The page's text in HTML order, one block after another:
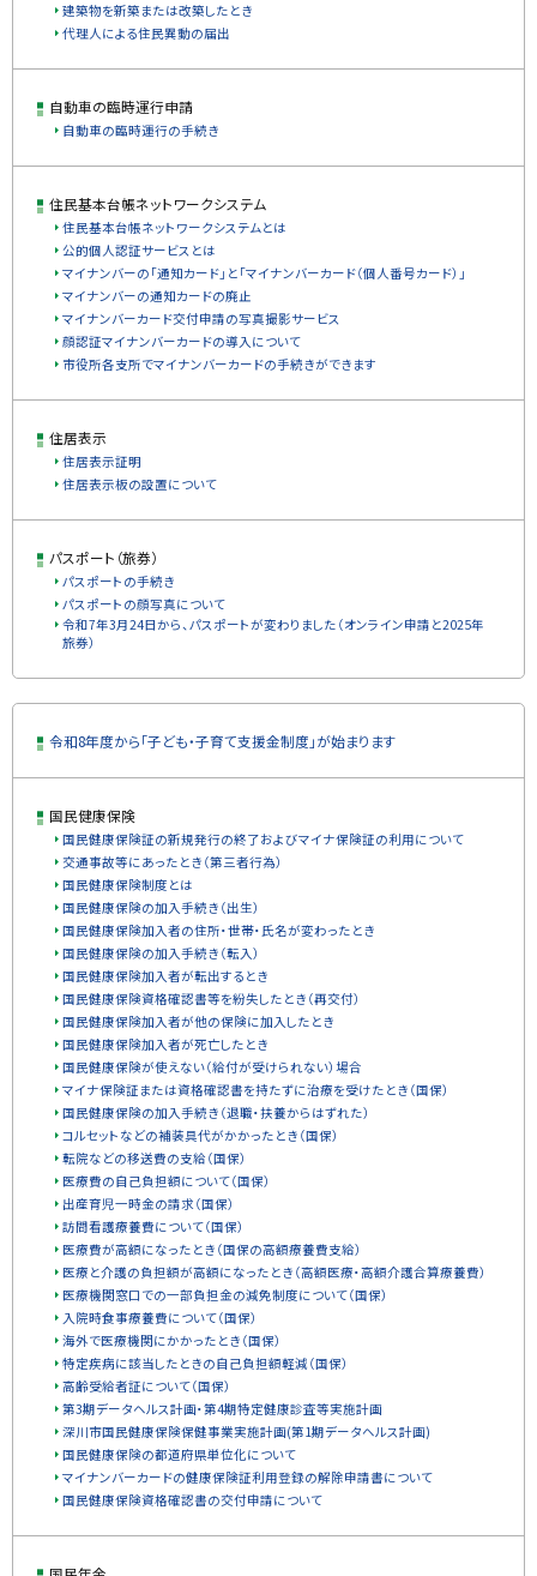
建築物を新築または改築したとき
代理人による住民異動の届出
自動車の臨時運行申請
自動車の臨時運行の手続き
住民基本台帳ネットワークシステム
住民基本台帳ネットワークシステムとは
公的個人認証サービスとは
マイナンバーの「通知カード」と「マイナンバーカード（個人番号カード）」
マイナンバーの通知カードの廃止
マイナンバーカード交付申請の写真撮影サービス
顔認証マイナンバーカードの導入について
市役所各支所でマイナンバーカードの手続きができます
住居表示
住居表示証明
住居表示板の設置について
パスポート（旅券）
パスポートの手続き
パスポートの顔写真について
令和7年3月24日から、パスポートが変わりました（オンライン申請と2025年
旅券）
プ
令和8年度から「子ども・子育て支援金制度」が始まります
国民健康保険
国民健康保険証の新規発行の終了およびマイナ保険証の利用について
交通事故等にあったとき（第三者行為）
国民健康保険制度とは
国民健康保険の加入手続き（出生）
国民健康保険加入者の住所・世帯・氏名が変わったとき
国民健康保険の加入手続き（転入）
国民健康保険加入者が転出するとき
国民健康保険資格確認書等を紛失したとき（再交付）
国民健康保険加入者が他の保険に加入したとき
国民健康保険加入者が死亡したとき
国民健康保険が使えない（給付が受けられない）場合
マイナ保険証または資格確認書を持たずに治療を受けたとき（国保）
国民健康保険の加入手続き（退職・扶養からはずれた）
コルセットなどの補装具代がかかったとき（国保）
転院などの移送費の支給（国保）
医療費の自己負担額について（国保）
出産育児一時金の請求（国保）
訪問看護療養費について（国保）
医療費が高額になったとき（国保の高額療養費支給）
医療と介護の負担額が高額になったとき（高額医療・高額介護合算療養費）
医療機関窓口での一部負担金の減免制度について（国保）
入院時食事療養費について（国保）
海外で医療機関にかかったとき（国保）
特定疾病に該当したときの自己負担額軽減（国保）
高齢受給者証について（国保）
第3期データヘルス計画・第4期特定健康診査等実施計画
深川市国民健康保険保健事業実施計画(第1期データヘルス計画)
国民健康保険の都道府県単位化について
マイナンバーカードの健康保険証利用登録の解除申請書について
国民健康保険資格確認書の交付申請について